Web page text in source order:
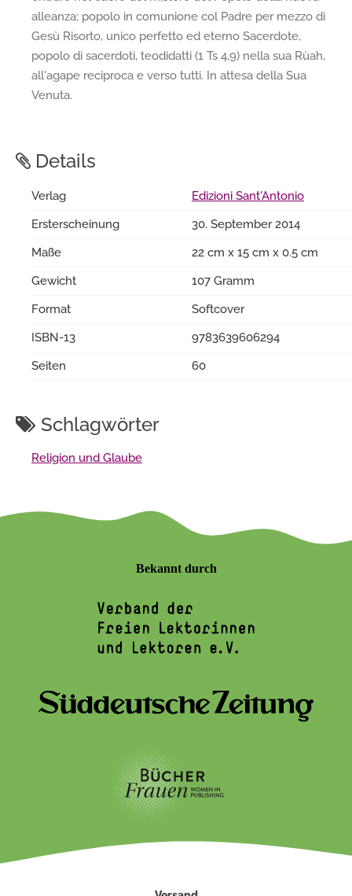
alleanza; popolo in comunione col Padre per mezzo di
Gesù Risorto, unico perfetto ed eterno Sacerdote,
popolo di sacerdoti, teodidatti (1 Ts 4,9) nella sua Rùah,
all'agape reciproca e verso tutti. In attesa della Sua
Venuta.
Details
Verlag
Edizioni Sant'Antonio
Ersterscheinung
30. September 2014
Maße
22 cm x 15 cm x 0.5 cm
Gewicht
107 Gramm
Format
Softcover
ISBN-13
9783639606294
Seiten
60
Schlagwörter
Religion und Glaube
Bekannt durch